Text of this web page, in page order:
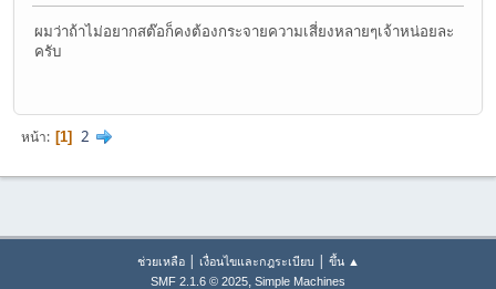
ผมว่าถ้าไม่อยากสต๊อก็คงต้องกระจายความเสี่ยงหลายๆเจ้าหน่อยละ
ครับ
หน้า 1 2
ช่วยเหลือ| เงื่อนไขและกฎระเบียบ | ขึ้น ▲
SMF 2.1.6 © 2025, Simple Machines